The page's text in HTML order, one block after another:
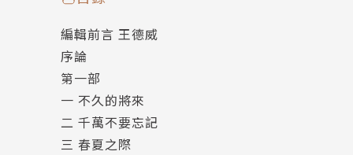
我感覺良好的「幸福感」之中時，老陳、方草地
消失的一個月？！是怎樣的陰謀，讓這個月的
造真正的「盛世真相」？讓人民面對極端的恐懼
藏了多少欺騙、壓迫與謊言！
編輯前言 王德威
序論
第一部
一 不久的將來
二 千萬不要忘記
三 春夏之際